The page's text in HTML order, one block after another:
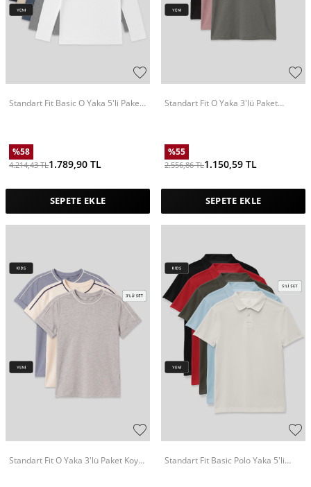
Standart Fit Basic O Yaka 5'li Paket
%58
4.214,43TL1.789,90 TL
SEPETE EKLE
Standart Fit O Yaka 3'lü Paket
%55
2.556,86TL1.150,59 TL
SEPETE EKLE
Standart Fit O Yaka 3'lü Paket Koyu
Standart Fit Basic Polo Yaka 5'li